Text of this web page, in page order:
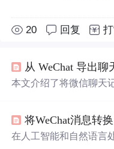
20 回复
本文介绍了将微信聊天
后提供了进一步学习的
在人工智能和自然语言